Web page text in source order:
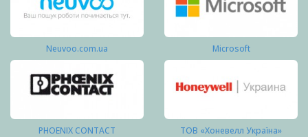
Neuvoo.com.ua Microsoft
PHOENIX CONTACT ТОВ «Хоневелл Україна»